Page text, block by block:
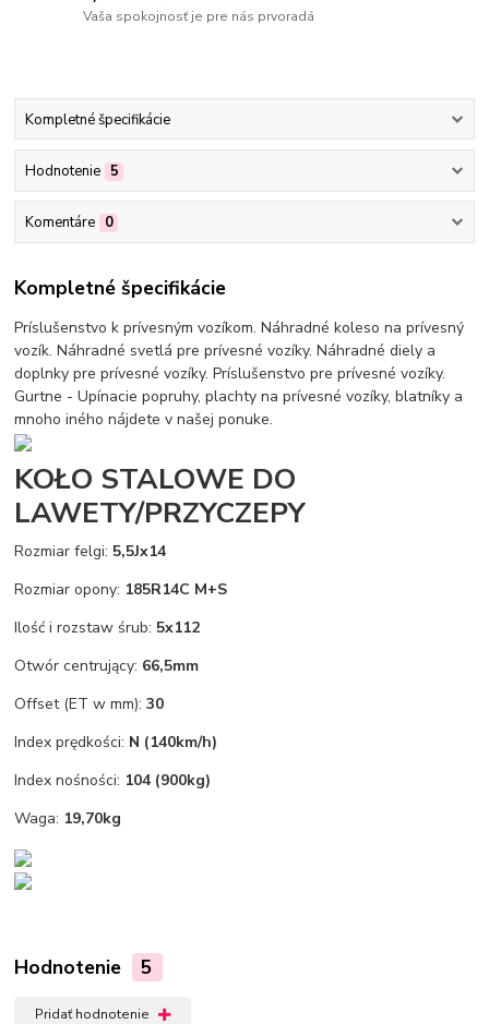
Vaša spokojnosť je pre nás prvoradá
Kompletné špecifikácie
Hodnotenie 5
Komentáre 0
Kompletné špecifikácie
Príslušenstvo k prívesným vozíkom. Náhradné koleso na prívesný
vozík. Náhradné svetlá pre prívesné vozíky. Náhradné diely a
doplnky pre prívesné vozíky. Príslušenstvo pre prívesné vozíky.
Gurtne - Upínacie popruhy, plachty na prívesné vozíky, blatníky a
mnoho iného nájdete v našej ponuke.
KOŁO STALOWE DO
LAWETY/PRZYCZEPY
Rozmiar felgi: 5,5Jx14
Rozmiar opony: 185R14C M+S
Ilość i rozstaw śrub: 5x112
Otwór centrujący: 66,5mm
Offset (ET w mm):30
Index prędkości: N (140km/h)
Index nośności: 104 (900kg)
Waga: 19,70kg
Hodnotenie 5
Pridať hodnotenie